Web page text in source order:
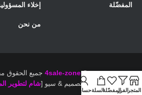
المفضّلة إخلاء
من نحن
©
4sale-zoneجميع الحقوق
تصميم & سيو [شام لتطوير
المتجرالفرزالمفضّلةالسلةحسابي